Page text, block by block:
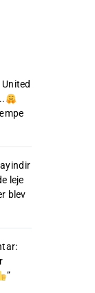
leje
blev
”